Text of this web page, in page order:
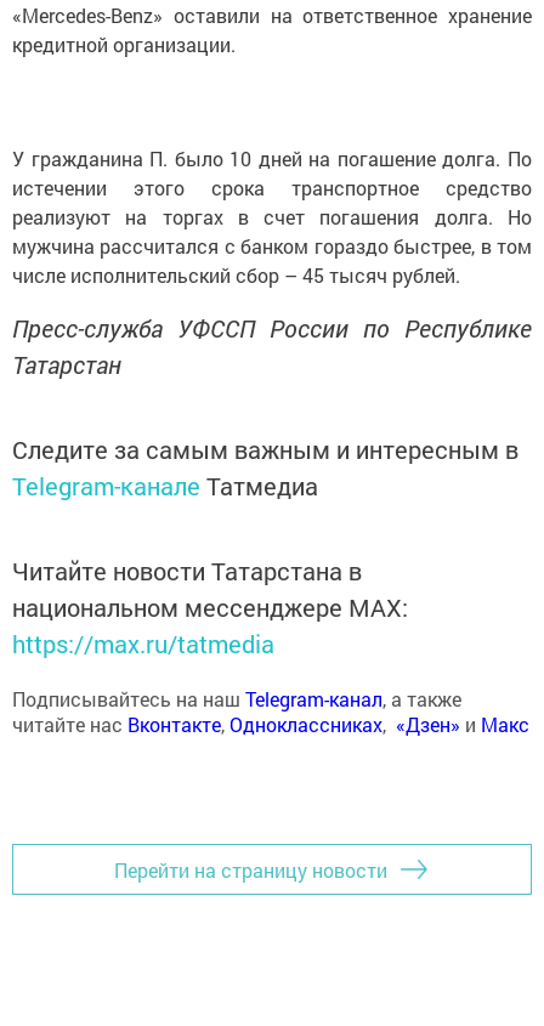
«Mercedes-Benz» оставили на ответственное хранение
кредитной организации.
У гражданина П. было 10 дней на погашение долга. По
истечении этого срока транспортное средство
реализуют на торгах в счет погашения долга. Но
мужчина рассчитался с банком гораздо быстрее, в том
числе исполнительский сбор – 45 тысяч рублей.
Пресс-служба УФССП России по Республике
Татарстан
Следите за самым важным и интересным в
Telegram-канале Татмедиа
Читайте новости Татарстана в
национальном мессенджере MАХ:
https://max.ru/tatmedia
Подписывайтесь на наш Telegram-канал, а также
читайте нас Вконтакте,Одноклассниках, «Дзен» и Макс
Перейти на страницу новости